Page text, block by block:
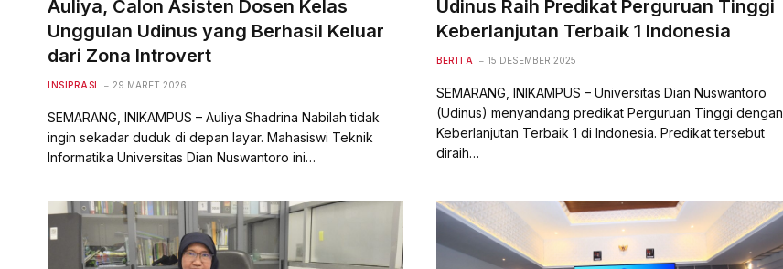
Auliya, Calon Asisten Dosen Kelas
Unggulan Udinus yang Berhasil Keluar
dari Zona Introvert
INSIPRASI 29 MARET 2026
SEMARANG, INIKAMPUS – Auliya Shadrina Nabilah tidak
ingin sekadar duduk di depan layar. Mahasiswi Teknik
Informatika Universitas Dian Nuswantoro ini…
Udinus Raih Predikat Perguruan Tinggi
Keberlanjutan Terbaik 1 Indonesia
BERITA 15 DESEMBER 2025
SEMARANG, INIKAMPUS – Universitas Dian Nuswantoro
(Udinus) menyandang predikat Perguruan Tinggi dengan
Keberlanjutan Terbaik 1 di Indonesia. Predikat tersebut
diraih…